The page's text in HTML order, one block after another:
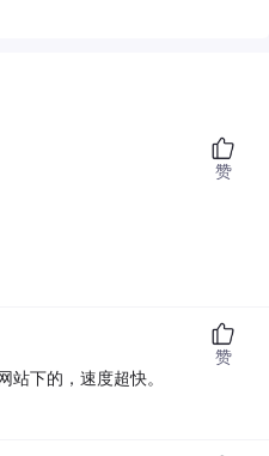
赞
站下的，速度超快。
赞